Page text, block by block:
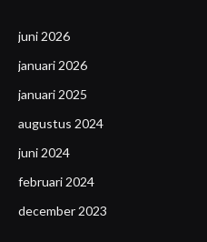
juni 2026
januari 2026
januari 2025
augustus 2024
juni 2024
februari 2024
december 2023